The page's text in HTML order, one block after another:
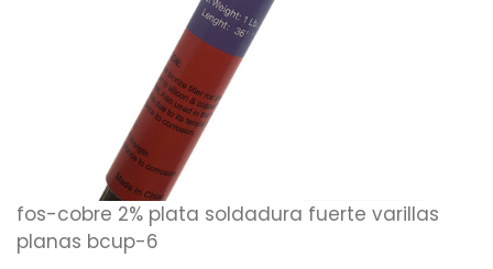
fos-cobre 2% plata soldadura fuerte varillas
planas bcup-6